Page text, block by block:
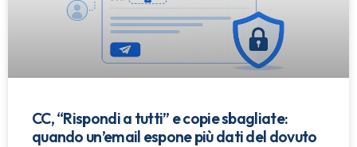
CC, “Rispondi a tutti” e copie sbagliate:
quando un’email espone più dati del dovuto